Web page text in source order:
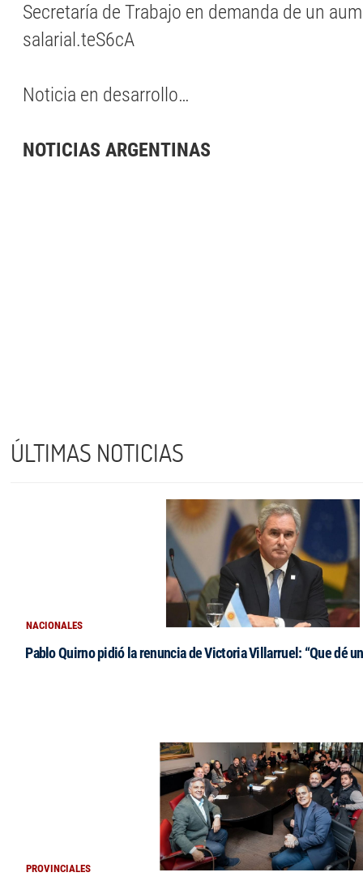
Secretaría de Trabajo en demanda de un
salarial.teS6cA
Noticia en desarrollo…
NOTICIAS ARGENTINAS
ÚLTIMAS NOTICIAS
NACIONALES
Pablo Quirno pidió la renuncia de Victoria Villarruel: “Que dé
PROVINCIALES